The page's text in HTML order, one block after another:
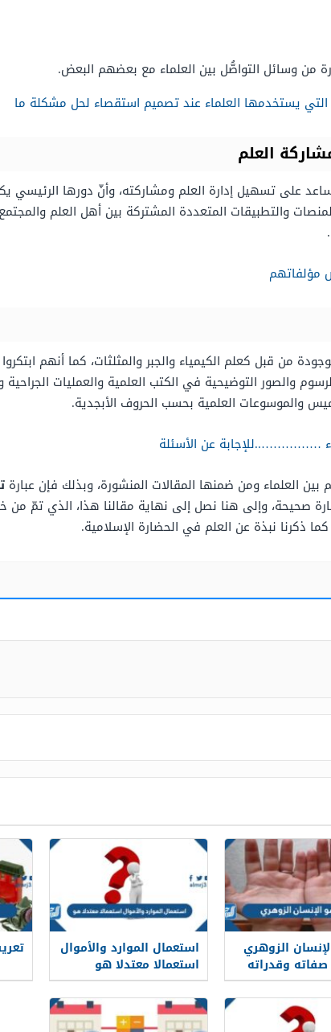
من وسائل التواصُّل بين العلماء مع بعضهم البعض.
التي يستخدمها العلماء عند تصميم استقصاء لحل مشكلة ما
العلم
على تسهيل إدارة العلم ومشاركته، وأنّ دورها
والتطبيقات المتعددة المشتركة بين أهل العلم
مؤلفاتهم
من قبل كعلم الكيمياء والجبر والمثلثات، كما أنهم
والصور التوضيحية في الكتب العلمية والعمليات
والموسوعات العلمية بحسب الحروف الأبجدية.
……………..للإجابة عن الأسئلة
العلماء ومن ضمنها المقالات المنشورة، وبذلك فإن عبارة
صحيحة، وإلى هنا نصل إلى نهاية مقالنا هذا، الذي تمّ من
ذكرنا نبذة عن العلم في الحضارة الإسلامية.
الزوهري
وقدراته
استعمال الموارد والأموال
استعمالا معتدلا هو